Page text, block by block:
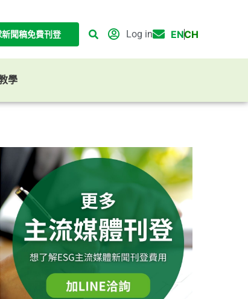
新聞稿免費刊登 Log in ENCH
學